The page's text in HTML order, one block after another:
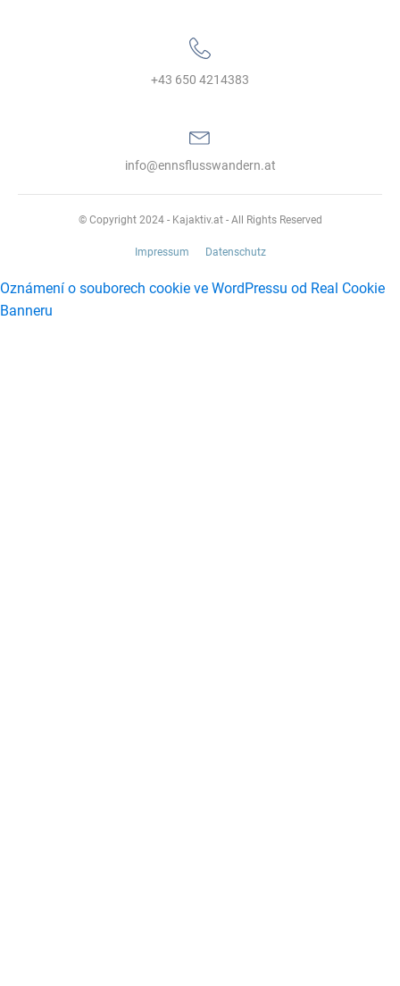
+43 650 4214383‬
info@ennsflusswandern.at
© Copyright 2024 - Kajaktiv.at - All Rights Reserved
Impressum Datenschutz
Oznámení o souborech cookie ve WordPressu od Real Cookie
Banneru